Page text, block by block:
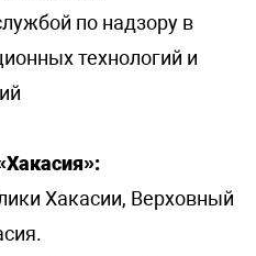
по надзору в
технологий и
Хакасии, Верховный